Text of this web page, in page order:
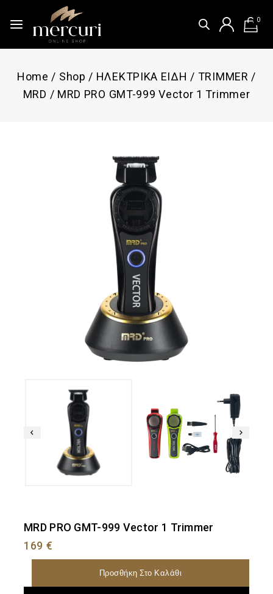
0
Home / Shop / ΗΛΕΚΤΡΙΚΑ ΕΙΔΗ / TRIMMER /
MRD / MRD PRO GMT-999 Vector 1 Trimmer
MRD PRO GMT-999 Vector 1 Trimmer
169 €
Προσθήκη Στο Καλάθι